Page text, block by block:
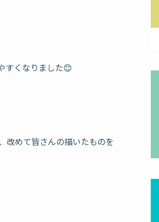
すくなりました😊
改めて皆さんの描いたものを